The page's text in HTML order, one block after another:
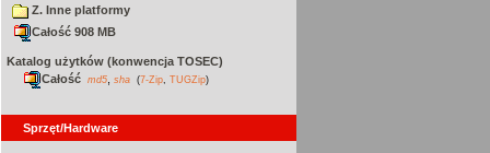
Z. Inne platformy
Całość 908 MB
Katalog użytków (konwencja TOSEC)
Całość md5 sha (7-Zip TUGZip)
Sprzęt/Hardware